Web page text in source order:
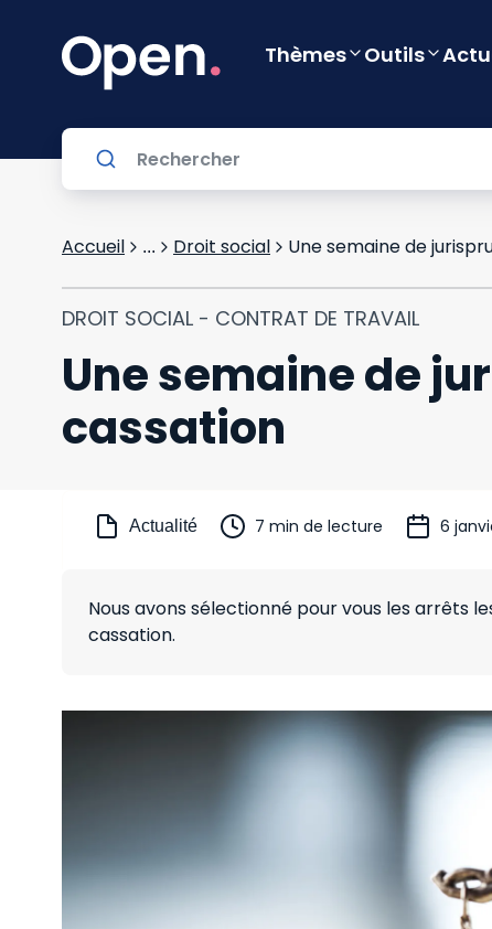
Thèmes Outils
Accueil ... Droit social Une semaine de
DROIT SOCIAL - CONTRAT DE TRAVAIL
Une semaine de
cassation
Actualité 7 min de lecture 6
Nous avons sélectionné pour vous les arrêts
cassation.